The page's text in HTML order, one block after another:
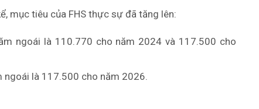
mục tiêu của FHS thực sự đã tăng lên:
ngoái là 110.770 cho năm 2024 và 117.500 cho
là 117.500 cho năm 2026.